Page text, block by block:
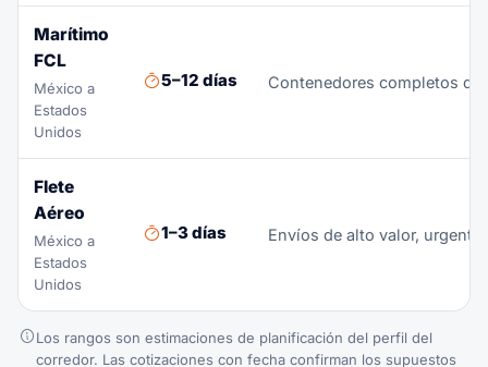
Marítimo
FCL
México a
Estados
Unidos
5–12 días Contenedores completos
Flete
Aéreo
México a
Estados
Unidos
1–3 días Envíos de alto valor,
Los rangos son estimaciones de planificación del perfil del
corredor. Las cotizaciones con fecha confirman los supuestos